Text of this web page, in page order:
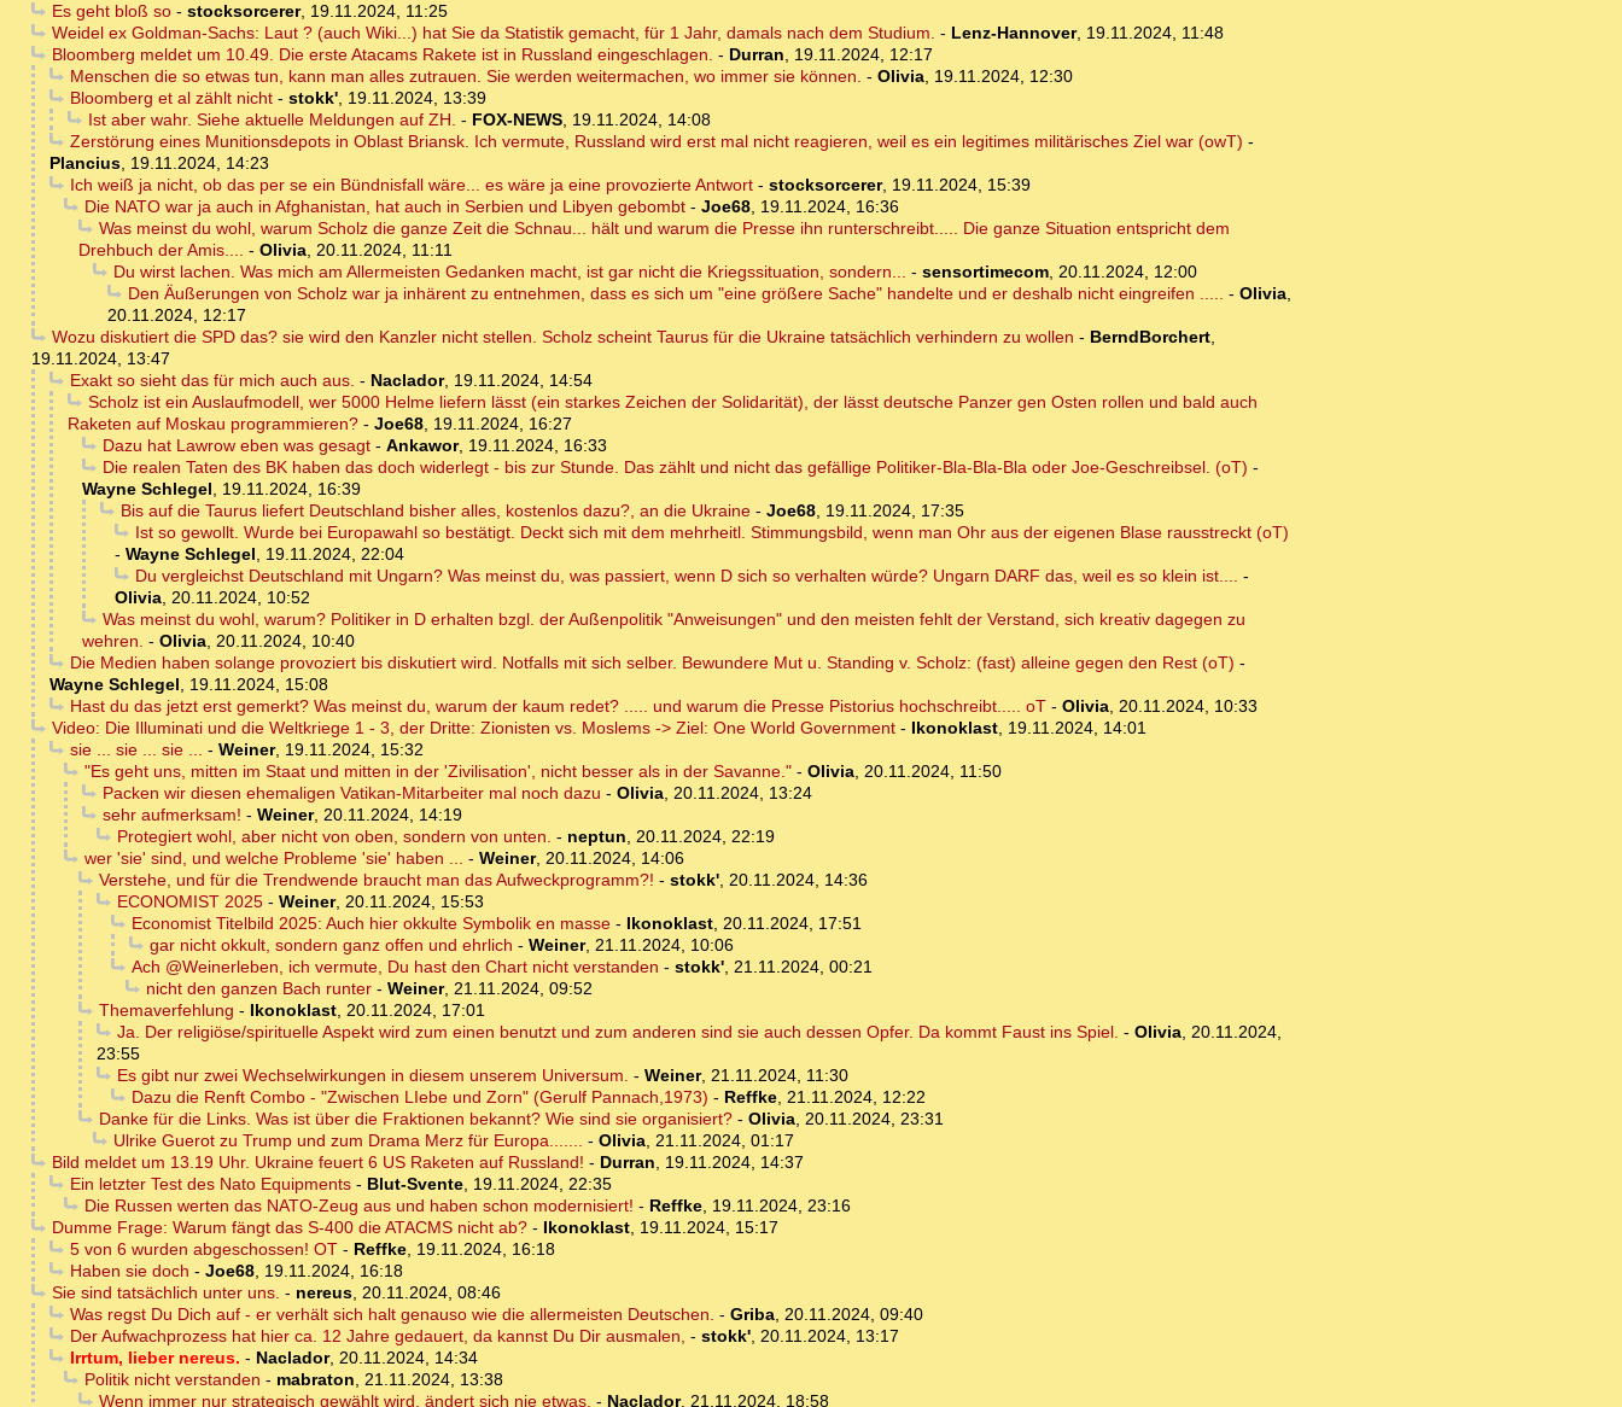
Es geht bloß so- stocksorcerer, 19.11.2024, 11:25
Weidel ex Goldman-Sachs: Laut ? (auch Wiki...) hat Sie da Statistik gemacht, für 1 Jahr, damals nach dem Studium. - Lenz-Hannover, 19.11.2024, 11:48
Bloomberg meldet um 10.49. Die erste Atacams Rakete ist in Russland eingeschlagen. - Durran, 19.11.2024, 12:17
Menschen die so etwas tun, kann man alles zutrauen. Sie werden weitermachen, wo immer sie können. - Olivia, 19.11.2024, 12:30
Bloomberg et al zählt nicht- stokk', 19.11.2024, 13:39
Ist aber wahr. Siehe aktuelle Meldungen auf ZH. - FOX-NEWS, 19.11.2024, 14:08
Zerstörung eines Munitionsdepots in Oblast Briansk. Ich vermute, Russland wird erst mal nicht reagieren, weil es ein legitimes militärisches Ziel war (owT) -
Plancius, 19.11.2024, 14:23
Ich weiß ja nicht, ob das per se ein Bündnisfall wäre... es wäre ja eine provozierte Antwort- stocksorcerer, 19.11.2024, 15:39
Die NATO war ja auch in Afghanistan, hat auch in Serbien und Libyen gebombt- Joe68, 19.11.2024, 16:36
Was meinst du wohl, warum Scholz die ganze Zeit die Schnau... hält und warum die Presse ihn runterschreibt..... Die ganze Situation entspricht dem
Drehbuch der Amis.... - Olivia, 20.11.2024, 11:11
Du wirst lachen. Was mich am Allermeisten Gedanken macht, ist gar nicht die Kriegssituation, sondern... - sensortimecom, 20.11.2024, 12:00
Den Äußerungen von Scholz war ja inhärent zu entnehmen, dass es sich um "eine größere Sache" handelte und er deshalb nicht eingreifen ..... - Olivia,
20.11.2024, 12:17
Wozu diskutiert die SPD das? sie wird den Kanzler nicht stellen. Scholz scheint Taurus für die Ukraine tatsächlich verhindern zu wollen - BerndBorchert,
19.11.2024, 13:47
Exakt so sieht das für mich auch aus. - Naclador, 19.11.2024, 14:54
Scholz ist ein Auslaufmodell, wer 5000 Helme liefern lässt (ein starkes Zeichen der Solidarität), der lässt deutsche Panzer gen Osten rollen und bald auch
Raketen auf Moskau programmieren? - Joe68, 19.11.2024, 16:27
Dazu hat Lawrow eben was gesagt- Ankawor, 19.11.2024, 16:33
Die realen Taten des BK haben das doch widerlegt - bis zur Stunde. Das zählt und nicht das gefällige Politiker-Bla-Bla-Bla oder Joe-Geschreibsel. (oT) -
Wayne Schlegel, 19.11.2024, 16:39
Bis auf die Taurus liefert Deutschland bisher alles, kostenlos dazu?, an die Ukraine- Joe68, 19.11.2024, 17:35
Ist so gewollt. Wurde bei Europawahl so bestätigt. Deckt sich mit dem mehrheitl. Stimmungsbild, wenn man Ohr aus der eigenen Blase rausstreckt (oT)
- Wayne Schlegel, 19.11.2024, 22:04
Du vergleichst Deutschland mit Ungarn? Was meinst du, was passiert, wenn D sich so verhalten würde? Ungarn DARF das, weil es so klein ist.... -
Olivia, 20.11.2024, 10:52
Was meinst du wohl, warum? Politiker in D erhalten bzgl. der Außenpolitik "Anweisungen" und den meisten fehlt der Verstand, sich kreativ dagegen zu
wehren. - Olivia, 20.11.2024, 10:40
Die Medien haben solange provoziert bis diskutiert wird. Notfalls mit sich selber. Bewundere Mut u. Standing v. Scholz: (fast) alleine gegen den Rest (oT) -
Wayne Schlegel, 19.11.2024, 15:08
Hast du das jetzt erst gemerkt? Was meinst du, warum der kaum redet? ..... und warum die Presse Pistorius hochschreibt..... oT- Olivia, 20.11.2024, 10:33
Video: Die Illuminati und die Weltkriege 1 - 3, der Dritte: Zionisten vs. Moslems -> Ziel: One World Government- Ikonoklast, 19.11.2024, 14:01
sie ... sie ... sie ... - Weiner, 19.11.2024, 15:32
"Es geht uns, mitten im Staat und mitten in der 'Zivilisation', nicht besser als in der Savanne."- Olivia, 20.11.2024, 11:50
Packen wir diesen ehemaligen Vatikan-Mitarbeiter mal noch dazu - Olivia, 20.11.2024, 13:24
sehr aufmerksam! - Weiner, 20.11.2024, 14:19
Protegiert wohl, aber nicht von oben, sondern von unten. - neptun, 20.11.2024, 22:19
wer 'sie' sind, und welche Probleme 'sie' haben ... - Weiner, 20.11.2024, 14:06
Verstehe, und für die Trendwende braucht man das Aufweckprogramm?! - stokk', 20.11.2024, 14:36
ECONOMIST 2025- Weiner, 20.11.2024, 15:53
Economist Titelbild 2025: Auch hier okkulte Symbolik en masse- Ikonoklast, 20.11.2024, 17:51
gar nicht okkult, sondern ganz offen und ehrlich - Weiner, 21.11.2024, 10:06
Ach @Weinerleben, ich vermute, Du hast den Chart nicht verstanden - stokk', 21.11.2024, 00:21
nicht den ganzen Bach runter- Weiner, 21.11.2024, 09:52
Themaverfehlung - Ikonoklast, 20.11.2024, 17:01
Ja. Der religiöse/spirituelle Aspekt wird zum einen benutzt und zum anderen sind sie auch dessen Opfer. Da kommt Faust ins Spiel. - Olivia, 20.11.2024,
23:55
Es gibt nur zwei Wechselwirkungen in diesem unserem Universum. - Weiner, 21.11.2024, 11:30
Dazu die Renft Combo - "Zwischen LIebe und Zorn" (Gerulf Pannach,1973) - Reffke, 21.11.2024, 12:22
Danke für die Links. Was ist über die Fraktionen bekannt? Wie sind sie organisiert?- Olivia, 20.11.2024, 23:31
Ulrike Guerot zu Trump und zum Drama Merz für Europa....... - Olivia, 21.11.2024, 01:17
Bild meldet um 13.19 Uhr. Ukraine feuert 6 US Raketen auf Russland! - Durran, 19.11.2024, 14:37
Ein letzter Test des Nato Equipments- Blut-Svente, 19.11.2024, 22:35
Die Russen werten das NATO-Zeug aus und haben schon modernisiert! - Reffke, 19.11.2024, 23:16
Dumme Frage: Warum fängt das S-400 die ATACMS nicht ab?- Ikonoklast, 19.11.2024, 15:17
5 von 6 wurden abgeschossen! OT- Reffke, 19.11.2024, 16:18
Haben sie doch - Joe68, 19.11.2024, 16:18
Sie sind tatsächlich unter uns. - nereus, 20.11.2024, 08:46
Was regst Du Dich auf - er verhält sich halt genauso wie die allermeisten Deutschen. - Griba, 20.11.2024, 09:40
Der Aufwachprozess hat hier ca. 12 Jahre gedauert, da kannst Du Dir ausmalen, - stokk', 20.11.2024, 13:17
Irrtum, lieber nereus. - Naclador, 20.11.2024, 14:34
Politik nicht verstanden - mabraton, 21.11.2024, 13:38
Wenn immer nur strategisch gewählt wird, ändert sich nie etwas. - Naclador, 21.11.2024, 18:58